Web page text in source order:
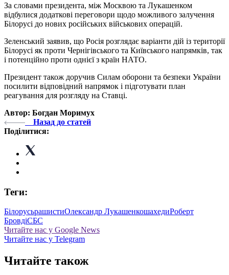
За словами президента, між Москвою та Лукашенком
відбулися додаткові переговори щодо можливого залучення
Білорусі до нових російських військових операцій.
Зеленський заявив, що Росія розглядає варіанти дій із території
Білорусі як проти Чернігівського та Київського напрямків, так
і потенційно проти однієї з країн НАТО.
Президент також доручив Силам оборони та безпеки України
посилити відповідний напрямок і підготувати план
реагування для розгляду на Ставці.
Автор: Богдан Моримух
Назад до статей
Поділитися:
Теги:
БілорусьрашистиОлександр ЛукашенкошахедиРоберт
БровдіСБС
Читайте нас у Google News
Читайте нас у Telegram
Читайте також